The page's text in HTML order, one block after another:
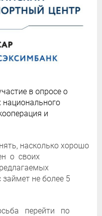
в опросе о
и
насколько хорошо
о своих
не более 5
перейти по